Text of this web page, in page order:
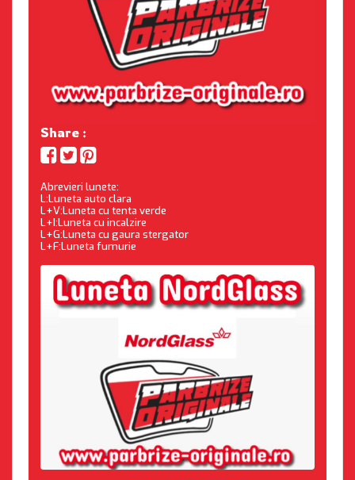
Share :
Abrevieri lunete:
L:Luneta auto clara
L+V:Luneta cu tenta verde
L+I:Luneta cu incalzire
L+G:Luneta cu gaura stergator
L+F:Luneta fumurie